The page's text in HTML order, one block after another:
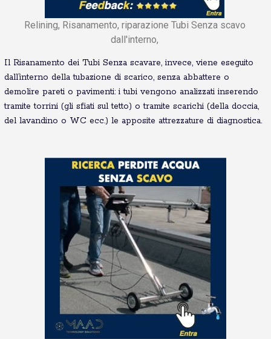
Relining, Risanamento, riparazione Tubi Senza scavo
dall'interno,
Il Risanamento dei Tubi Senza scavare, invece, viene eseguito
dall’interno della tubazione di scarico, senza abbattere o
demolire pareti o pavimenti: i tubi vengono analizzati inserendo
tramite torrini (gli sfiati sul tetto) o tramite scarichi (della doccia,
del lavandino o WC ecc.) le apposite attrezzature di diagnostica.